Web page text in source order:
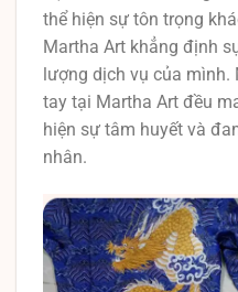
thể hiện sự tôn trọng
Martha Art khẳng định
lượng dịch vụ của mình.
tay tại Martha Art đều
hiện sự tâm huyết và
nhân.